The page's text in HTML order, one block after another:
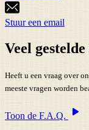
Stuur een email
Veel
Heeft u een vraag over
meeste vragen worden
Toon de F.A.Q.